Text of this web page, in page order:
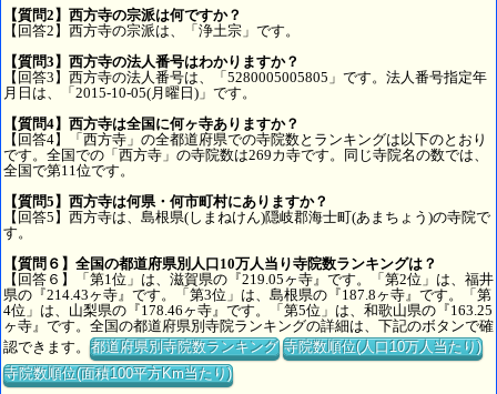
【質問2】西方寺の宗派は何ですか？
【回答2】西方寺の宗派は、「浄土宗」です。
【質問3】西方寺の法人番号はわかりますか？
【回答3】西方寺の法人番号は、「5280005005805」です。法人番号指定年
月日は、「2015-10-05(月曜日)」です。
【質問4】西方寺は全国に何ヶ寺ありますか？
【回答4】「西方寺」の全都道府県での寺院数とランキングは以下のとおり
です。全国での「西方寺」の寺院数は269カ寺です。同じ寺院名の数では、
全国で第11位です。
【質問5】西方寺は何県・何市町村にありますか？
【回答5】西方寺は、島根県(しまねけん)隠岐郡海士町(あまちょう)の寺院で
す。
【質問６】全国の都道府県別人口10万人当り寺院数ランキングは？
【回答６】「第1位」は、滋賀県の『219.05ヶ寺』です。「第2位」は、福井
県の『214.43ヶ寺』です。「第3位」は、島根県の『187.8ヶ寺』です。「第
4位」は、山梨県の『178.46ヶ寺』です。「第5位」は、和歌山県の『163.25
ヶ寺』です。全国の都道府県別寺院ランキングの詳細は、下記のボタンで確
認できます。都道府県別寺院数ランキング 寺院数順位(人口10万人当たり)
寺院数順位(面積100平方Km当たり)